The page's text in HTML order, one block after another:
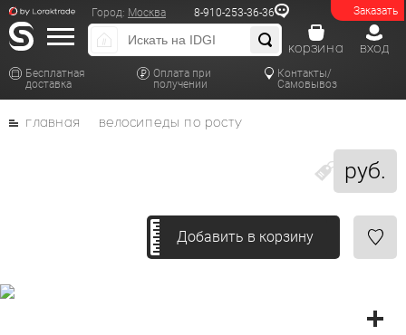
Заказать
Город: Москва 8-910-253-36-36
Бесплатная
доставка
Оплата при
получении
Контакты/
Самовывоз
вход
корзина
руб.
главная велосипеды по росту
Добавить в корзину